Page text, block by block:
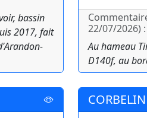
bassin
2017, fait
22/07/2026) :
Au hameau
D140f, au